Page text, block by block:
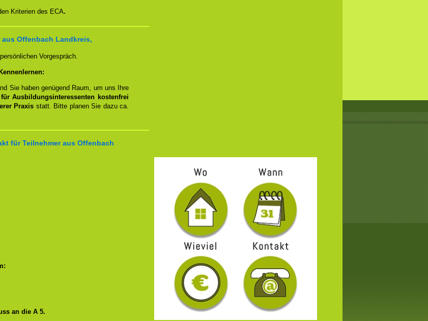
Kriterien des ECA.
Offenbach Landkreis,
Vorgespräch.
Sie haben genügend Raum, um uns Ihre
für Ausbildungsinteressenten kostenfrei
Praxis statt. Bitte planen Sie dazu ca.
für Teilnehmer aus Offenbach
an die A 5.